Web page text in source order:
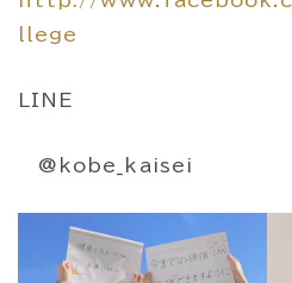
llege
LINE
@kobe_kaisei